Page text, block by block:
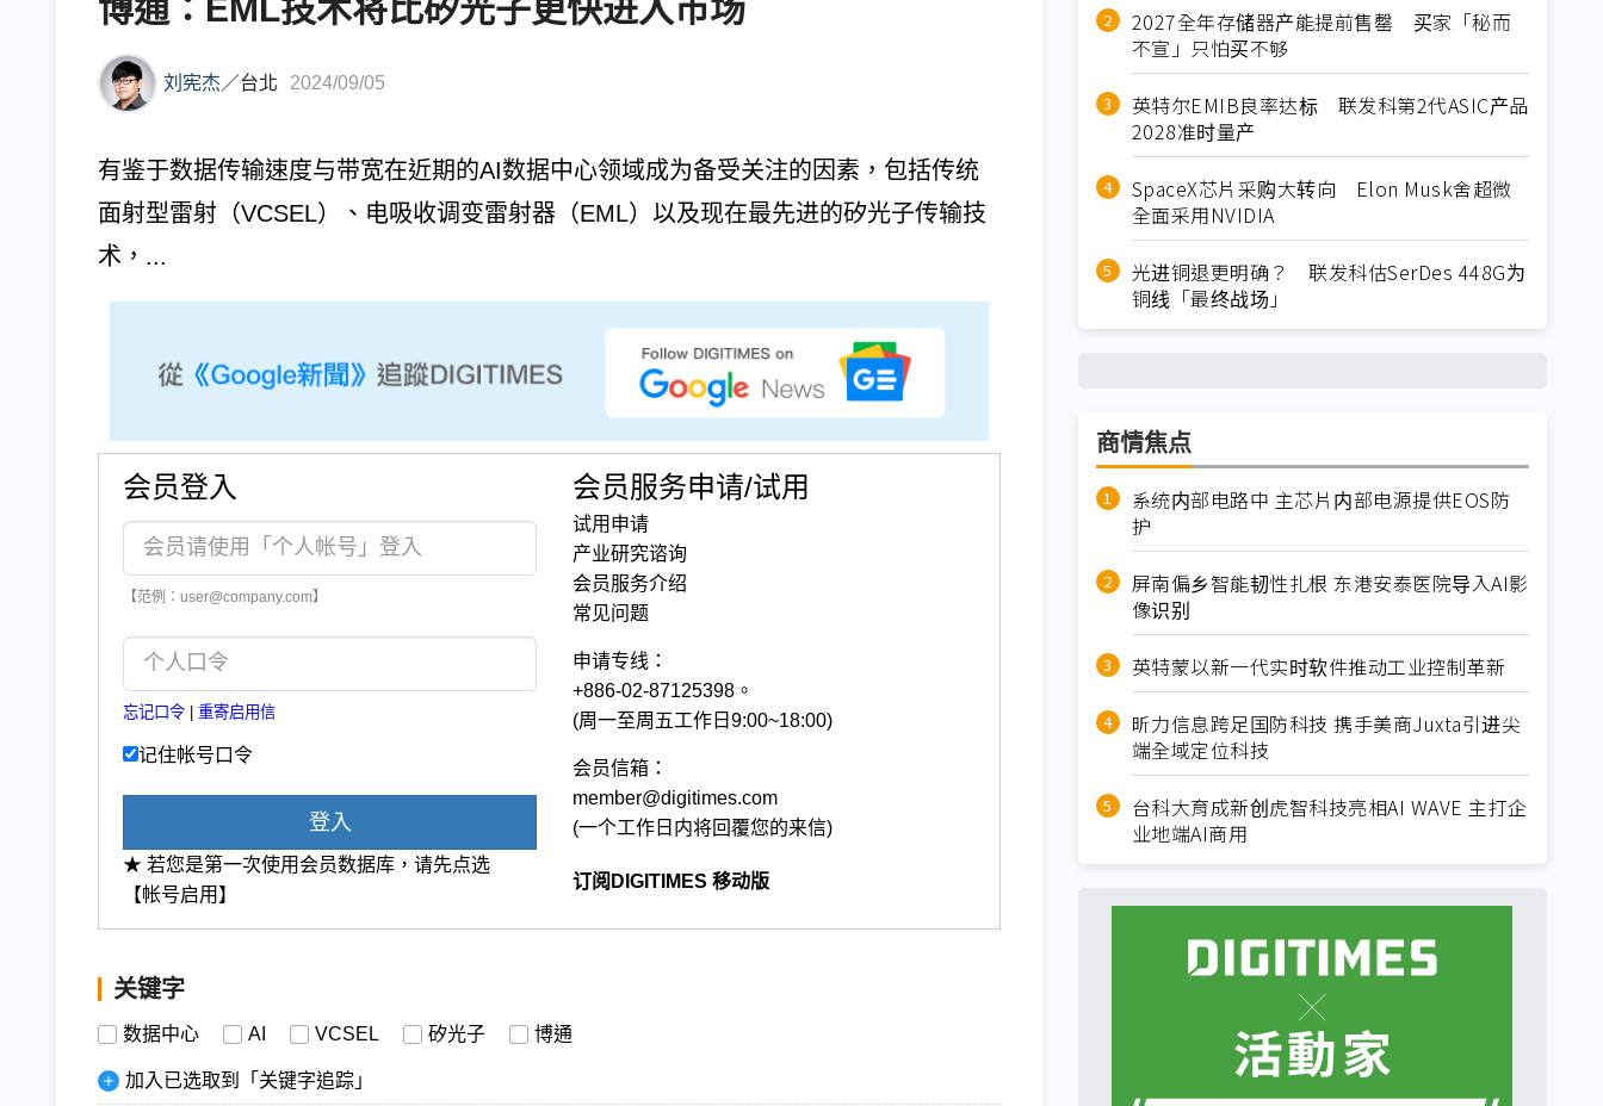
博通：EML技术将比矽光子更快进入市场
刘宪杰 ／台北 2024/09/05
有鉴于数据传输速度与带宽在近期的AI数据中心领域成为备受关注的因素，包括传统
面射型雷射（VCSEL）、电吸收调变雷射器（EML）以及现在最先进的矽光子传输技
术，...
会员登入
【范例：user@company.com】
忘记口令 | 重寄启用信
记住帐号口令
登入
★ 若您是第一次使用会员数据库，请先点选
【帐号启用】
会员服务申请/试用
试用申请
产业研究谘询
会员服务介绍
常见问题
申请专线：
+886-02-87125398。
(周一至周五工作日9:00~18:00)
会员信箱：
member@digitimes.com
(一个工作日内将回覆您的来信)
订阅DIGITIMES 移动版
关键字
数据中心 AI VCSEL 矽光子 博通
加入已选取到「关键字追踪」
2027全年存储器产能提前售罄 买家「秘而
不宣」只怕买不够
英特尔EMIB良率达标 联发科第2代ASIC产品
2028准时量产
SpaceX芯片采购大转向 Elon Musk舍超微
全面采用NVIDIA
光进铜退更明确？ 联发科估SerDes 448G为
铜线「最终战场」
商情焦点
系统内部电路中 主芯片内部电源提供EOS防
护
屏南偏乡智能韧性扎根 东港安泰医院导入AI影
像识别
英特蒙以新一代实时软件推动工业控制革新
昕力信息跨足国防科技 携手美商Juxta引进尖
端全域定位科技
台科大育成新创虎智科技亮相AI WAVE 主打企
业地端AI商用